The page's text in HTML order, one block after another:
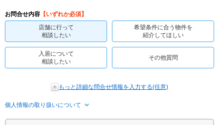
お問合せ内容 【いずれか必須】
店舗に行って
相談したい
希望条件に合う物件を
紹介してほしい
入居について
相談したい
その他質問
もっと詳細な問合せ情報を入力する(任意)
個人情報の取り扱いについて